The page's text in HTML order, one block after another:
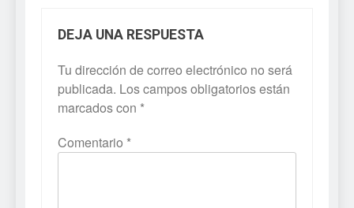
DEJA UNA RESPUESTA
Tu dirección de correo electrónico no será
publicada. Los campos obligatorios están
marcados con *
Comentario *